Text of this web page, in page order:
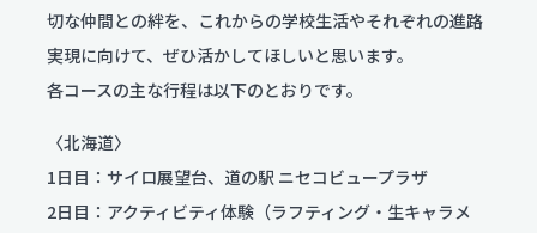
よくある質問
学校評価
交通アクセス
学校施設耐震化への取り組み状況
切な仲間との絆を、これからの学校生活やそれぞれの進路
実現に向けて、ぜひ活かしてほしいと思います。
各コースの主な行程は以下のとおりです。
〈北海道〉
1日目：サイロ展望台、道の駅 ニセコビュープラザ
2日目：アクティビティ体験（ラフティング・生キャラメ